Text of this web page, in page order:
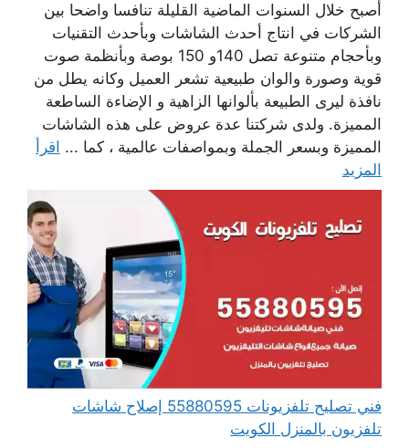
أصبح خلال السنوات الماضية القليلة تنافسا واضحا بين
الشركات في انتاج أحدث الشاشات وبأحدث التقنيات
وبأحجام متنوعة تصل 140و 150 بوصة وبأنظمة صوت
قوية وصورة والوان طبيعية تشعر العميل وكانه يطل من
نافذة ليرى الطبيعة بألوانها الزاهية و الإضاءة الساطعة
المميزة. ولدى شركتنا عدة عروض على هذه الشاشات
المميزة وبسعر الجملة وبمواصفات عالمية ، كما ... اقرأ
المزيد
فني تصليح تلفزيونات 55880595 إصلاح شاشات
تلفزيون بالمنزل الكويت